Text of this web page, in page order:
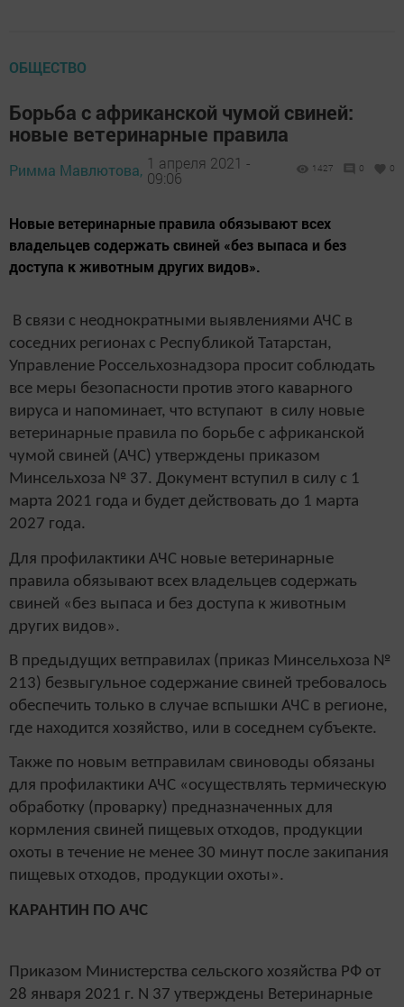
ОБЩЕСТВО
Борьба с африканской чумой свиней:
новые ветеринарные правила
Римма Мавлютова, 1 апреля 2021 -
09:06
1427 0 0
Новые ветеринарные правила обязывают всех
владельцев содержать свиней «без выпаса и без
доступа к животным других видов».
В связи с неоднократными выявлениями АЧС в
соседних регионах с Республикой Татарстан,
Управление Россельхознадзора просит соблюдать
все меры безопасности против этого каварного
вируса и напоминает, что вступают в силу новые
ветеринарные правила по борьбе с африканской
чумой свиней (АЧС) утверждены приказом
Минсельхоза № 37. Документ вступил в силу с 1
марта 2021 года и будет действовать до 1 марта
2027 года.
Для профилактики АЧС новые ветеринарные
правила обязывают всех владельцев содержать
свиней «без выпаса и без доступа к животным
других видов».
В предыдущих ветправилах (приказ Минсельхоза №
213) безвыгульное содержание свиней требовалось
обеспечить только в случае вспышки АЧС в регионе,
где находится хозяйство, или в соседнем субъекте.
Также по новым ветправилам свиноводы обязаны
для профилактики АЧС «осуществлять термическую
обработку (проварку) предназначенных для
кормления свиней пищевых отходов, продукции
охоты в течение не менее 30 минут после закипания
пищевых отходов, продукции охоты».
КАРАНТИН ПО АЧС
Приказом Министерства сельского хозяйства РФ от
28 января 2021 г. N 37 утверждены Ветеринарные